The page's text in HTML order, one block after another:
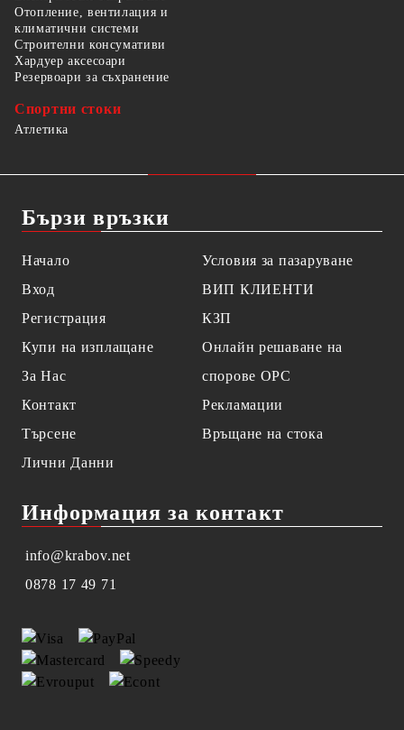
Отопление, вентилация и
климатични системи
Строителни консумативи
Хардуер аксесоари
Резервоари за съхранение
Спортни стоки
Атлетика
Бързи връзки
Начало
Вход
Регистрация
Купи на изплащане
За Нас
Контакт
Търсене
Лични Данни
Условия за пазаруване
ВИП КЛИЕНТИ
КЗП
Онлайн решаване на
спорове OPC
Рекламации
Връщане на стока
Информация за контакт
info@krabov.net
0878 17 49 71